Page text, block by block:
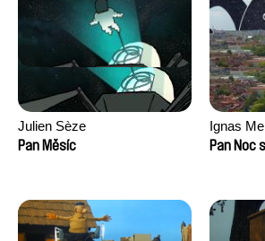
Julien Sèze
Pan Měsíc
Ignas
Pan Noc